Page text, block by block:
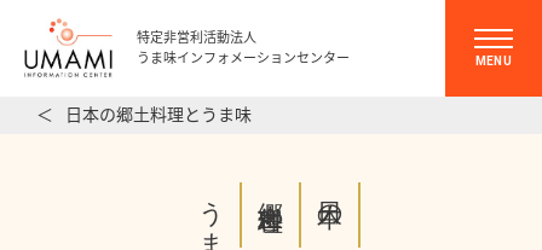
特定非営利活動法人
うま味インフォメーションセンター
MENU
＜ 日本の郷土料理とうま味
日本の
郷土料理と
うま味